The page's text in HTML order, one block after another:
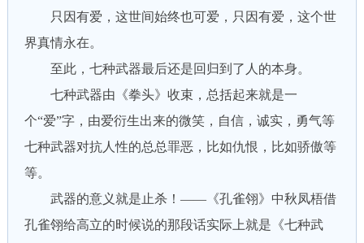
只因有爱，这世间始终也可爱，只因有爱，这个世
界真情永在。
至此，七种武器最后还是回归到了人的本身。
七种武器由《拳头》收束，总括起来就是一
个“爱”字，由爱衍生出来的微笑，自信，诚实，勇气等
七种武器对抗人性的总总罪恶，比如仇恨，比如骄傲等
等。
武器的意义就是止杀！——《孔雀翎》中秋凤梧借
孔雀翎给高立的时候说的那段话实际上就是《七种武